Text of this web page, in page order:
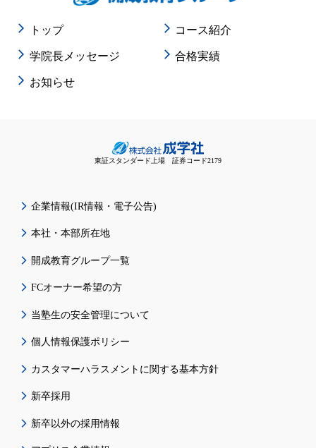
トップ コース紹介
学院長メッセージ 合格実績
お知らせ
東証スタンダード上場 証券コード2179
企業情報(IR情報・電子公告)
本社・本部所在地
開成教育グループ一覧
FCオーナー希望の方
当塾生の安全管理について
個人情報保護ポリシー
カスタマーハラスメントに関する基本方針
新卒採用
新卒以外の採用情報